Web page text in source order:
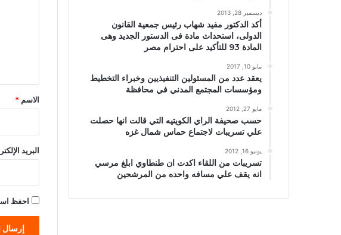
*
الاسم *
البريد
احفظ
ديسمبر 28, 2013
أكد الدكتور مفيد شهاب رئيس جمعية القانون
الدولى، استحداث مادة فى الدستور الجديد وهى
المادة 93 للتأكيد على احترام مصر
مايو 10, 2017
يعقد عدد من المسئولين التنفيذيين وخبراء التخطيط
ومؤسسات المجتمع المدني في محافظة
مايو 27, 2012
حسب صحيفة الراي الكويتيه التي قالت انها حصلت
علي تسريبات لاجتماع حماس شمال غزه
يونيو 16, 2012
تسريبات من اللقاء اكدت ان طنطاوي ابلغ مرسي
انه يقف علي مسافه واحده من المرشحين